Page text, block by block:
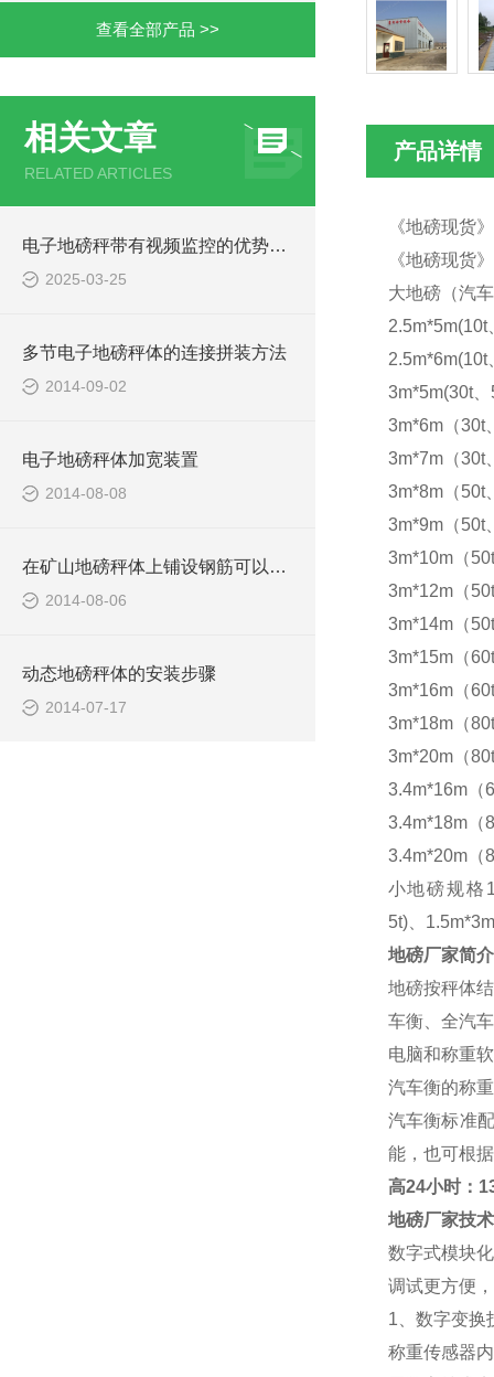
查看全部产品 >>
相关文章
RELATED ARTICLES
电子地磅秤带有视频监控的优势和重要性
2025-03-25
多节电子地磅秤体的连接拼装方法
2014-09-02
电子地磅秤体加宽装置
2014-08-08
在矿山地磅秤体上铺设钢筋可以防滑
2014-08-06
动态地磅秤体的安装步骤
2014-07-17
产品详情
《地磅现货
《地磅现货
大地磅（汽
2.5m*5m(10t
2.5m*6m(10t
3m*5m(30t、
3m*6m（30t
3m*7m（30t
3m*8m（50t
3m*9m（50t
3m*10m（
3m*12m（
3m*14m（
3m*15m（
3m*16m（
3m*18m（
3m*20m（
3.4m*16m（
3.4m*18m（
3.4m*20m（
小地磅规格
5t)、
地磅厂家简
地磅按秤体
车衡、全汽
电脑和称重
汽车衡的称
汽车衡标准
能，也可根
高24小时：
地磅厂家技
数字式模块
调试更方便
1 、数字变
称重传感器